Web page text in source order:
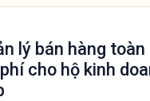
lý bán hàng toàn
cho hộ kinh